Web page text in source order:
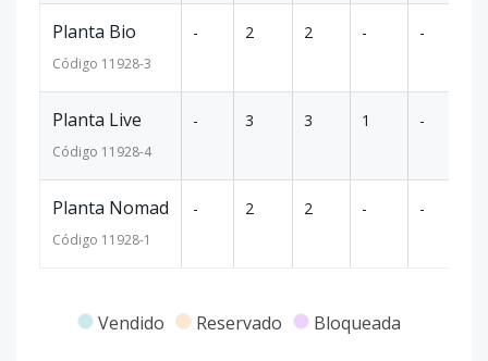
Planta Bio
Código 11928-3
- 2 2 - -
Planta Live
Código 11928-4
- 3 3 1 -
Planta Nomad
Código 11928-1
- 2 2 - -
Vendido Reservado Bloqueada